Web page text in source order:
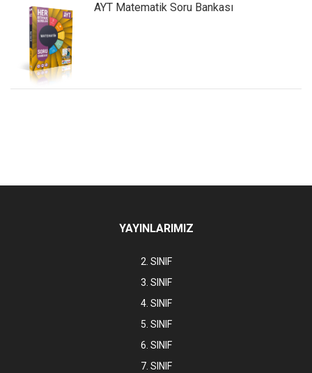
AYT Matematik Soru Bankası
YAYINLARIMIZ
2. SINIF
3. SINIF
4. SINIF
5. SINIF
6. SINIF
7. SINIF